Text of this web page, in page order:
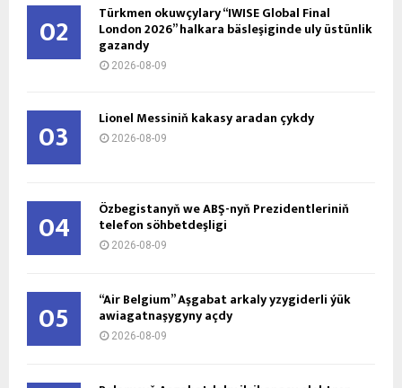
02 Türkmen okuwçylary “IWISE Global Final
London 2026” halkara bäsleşiginde uly üstünlik
gazandy
2026-08-09
03 Lionel Messiniň kakasy aradan çykdy
2026-08-09
04 Özbegistanyň we ABŞ-nyň Prezidentleriniň
telefon söhbetdeşligi
2026-08-09
05 “Air Belgium” Aşgabat arkaly yzygiderli ýük
awiagatnaşygyny açdy
2026-08-09